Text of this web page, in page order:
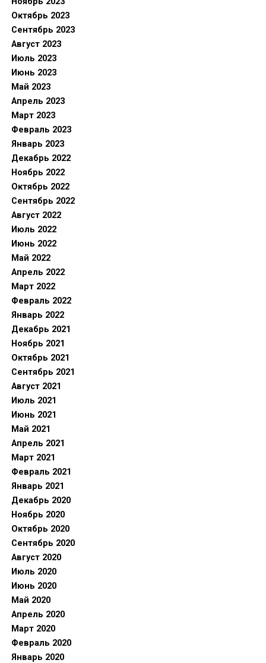
Октябрь 2023
Сентябрь 2023
Август 2023
Июль 2023
Июнь 2023
Май 2023
Апрель 2023
Март 2023
Февраль 2023
Январь 2023
Декабрь 2022
Ноябрь 2022
Октябрь 2022
Сентябрь 2022
Август 2022
Июль 2022
Июнь 2022
Май 2022
Апрель 2022
Март 2022
Февраль 2022
Январь 2022
Декабрь 2021
Ноябрь 2021
Октябрь 2021
Сентябрь 2021
Август 2021
Июль 2021
Июнь 2021
Май 2021
Апрель 2021
Март 2021
Февраль 2021
Январь 2021
Декабрь 2020
Ноябрь 2020
Октябрь 2020
Сентябрь 2020
Август 2020
Июль 2020
Июнь 2020
Май 2020
Апрель 2020
Март 2020
Февраль 2020
Январь 2020